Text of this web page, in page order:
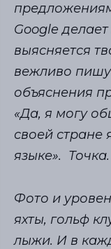
Google
выясняется
вежливо
объяснения
«Да, я могу
своей стране
языке». Точка.
Фото и
яхты, гольф
лыжи. И в